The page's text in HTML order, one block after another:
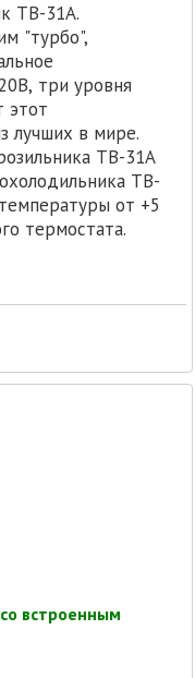
TB-31A.
"турбо",
три уровня
этот
лучших в мире.
TB-31A
TB-
от +5
термостата.
встроенным